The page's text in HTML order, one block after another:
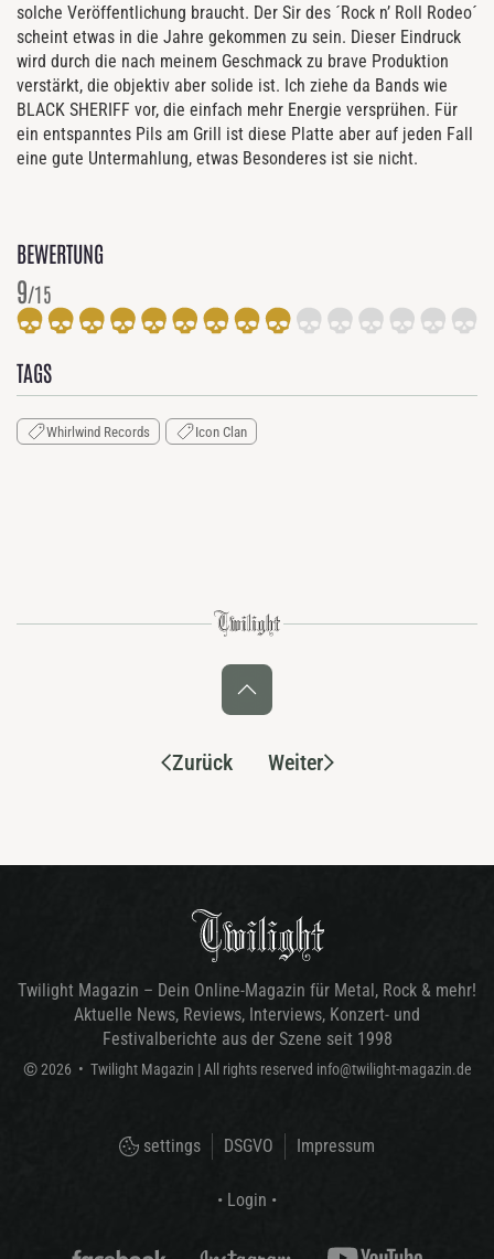
solche Veröffentlichung braucht. Der Sir des ´Rock n’ Roll Rodeo´
scheint etwas in die Jahre gekommen zu sein. Dieser Eindruck
wird durch die nach meinem Geschmack zu brave Produktion
verstärkt, die objektiv aber solide ist. Ich ziehe da Bands wie
BLACK SHERIFF vor, die einfach mehr Energie versprühen. Für
ein entspanntes Pils am Grill ist diese Platte aber auf jeden Fall
eine gute Untermahlung, etwas Besonderes ist sie nicht.
BEWERTUNG
9/15
TAGS
Whirlwind Records Icon Clan
Zurück Weiter
Twilight Magazin – Dein Online-Magazin für Metal, Rock & mehr!
Aktuelle News, Reviews, Interviews, Konzert- und
Festivalberichte aus der Szene seit 1998
© 2026 • Twilight Magazin | All rights reserved info@twilight-magazin.de
settings DSGVO Impressum
• Login •